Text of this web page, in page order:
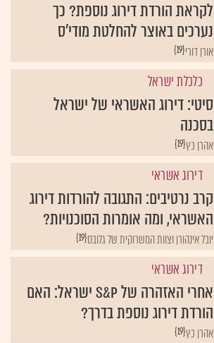
לקראת הורדת דירוג נוספת? כך
נערכים באוצר להחלטת מודי'ס
{19}אורן דורי
כלכלת ישראל
סיטי: דירוג האשראי של ישראל
בסכנה
{19}אהרן כץ
דירוג אשראי
קרב נרטיבים: התגובה להורדות דירוג
האשראי, ומה אומרות הסוכנויות?
{19}יובל אינהורן וצוות המשרוקית של גלובס
דירוג אשראי
אחרי האזהרה של S&P ישראל: האם
הורדת דירוג נוספת בדרך?
{19}אהרן כץ